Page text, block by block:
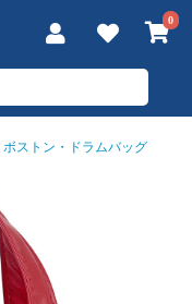
0
ボストン・ドラムバッグ